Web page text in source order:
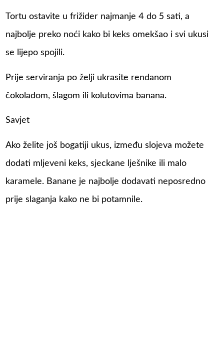
Tortu ostavite u frižider najmanje 4 do 5 sati, a
najbolje preko noći kako bi keks omekšao i svi ukusi
se lijepo spojili.
Prije serviranja po želji ukrasite rendanom
čokoladom, šlagom ili kolutovima banana.
Savjet
Ako želite još bogatiji ukus, između slojeva možete
dodati mljeveni keks, sjeckane lješnike ili malo
karamele. Banane je najbolje dodavati neposredno
prije slaganja kako ne bi potamnile.